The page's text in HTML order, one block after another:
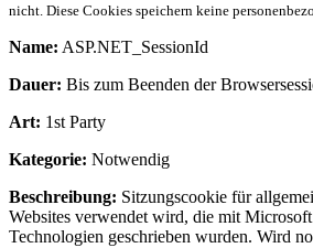
nicht. Diese Cookies speichern keine
Name: ASP.NET_SessionId
Dauer: Bis zum Beenden der
Art: 1st Party
Kategorie: Notwendig
Beschreibung: Sitzungscookie für
Websites verwendet wird, die mit
Technologien geschrieben wurden. Wird